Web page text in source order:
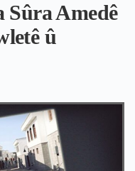
Sûra Amedê
û